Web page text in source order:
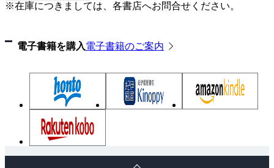
4.7 PDPC法
理解度確認／練習
5章 管理図
5.1 管理図の特徴と種類
5.2 (Xbar)-R管理図
5.3 np管理図とp管理図
※在庫につきましては、各書店へお問合せください。
電子書籍を購入電子書籍のご案内